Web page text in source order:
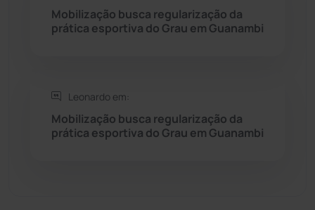
Tanhaçu (425)
Mobilização busca regularização da
prática esportiva do Grau em Guanambi
Leonardo em:
Mobilização busca regularização da
prática esportiva do Grau em Guanambi